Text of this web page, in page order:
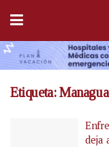
Etiqueta:Managua
deja